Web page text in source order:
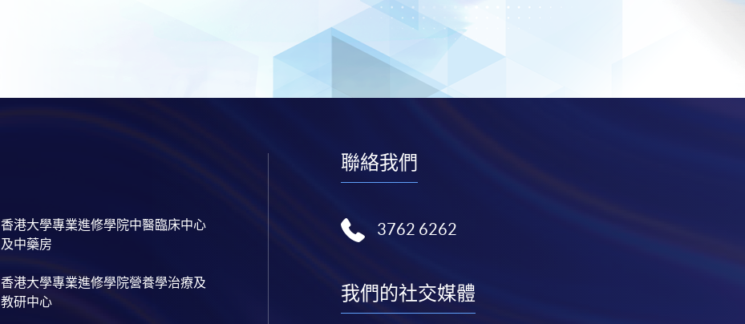
香港大學專業進修學院中醫臨床中心
及中藥房
香港大學專業進修學院營養學治療及
教研中心
聯絡我們
3762 6262
我們的社交媒體